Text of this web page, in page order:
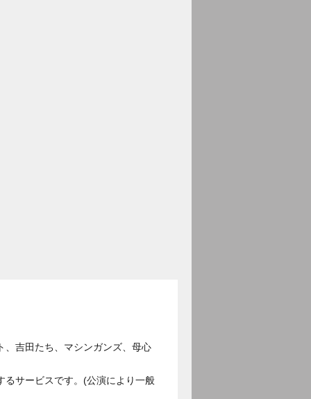
、吉田たち、マシンガンズ、母心
るサービスです。(公演により一般